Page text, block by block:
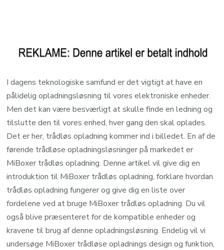
I dagens teknologiske samfund er det vigtigt at have en
pålidelig opladningsløsning til vores elektroniske enheder.
Men det kan være besværligt at skulle finde en ledning og
tilslutte den til vores enhed, hver gang den skal oplades.
Det er her, trådløs opladning kommer ind i billedet. En af de
førende trådløse opladningsløsninger på markedet er
MiBoxer trådløs opladning. Denne artikel vil give dig en
introduktion til MiBoxer trådløs opladning, forklare hvordan
trådløs opladning fungerer og give dig en liste over
fordelene ved at bruge MiBoxer trådløs opladning. Du vil
også blive præsenteret for de kompatible enheder og
kravene til brug af denne opladningsløsning. Endelig vil vi
undersøge MiBoxer trådløse opladnings design og funktion,